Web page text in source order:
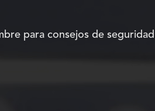
para consejos de